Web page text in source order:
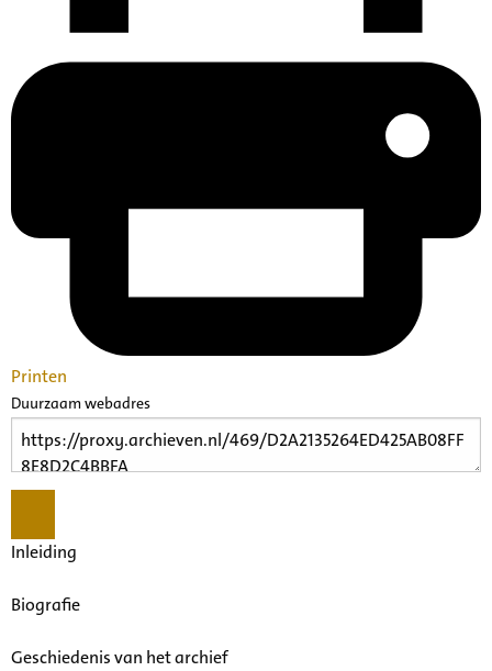
Printen
Duurzaam webadres
Inleiding
Biografie
Geschiedenis van het archief